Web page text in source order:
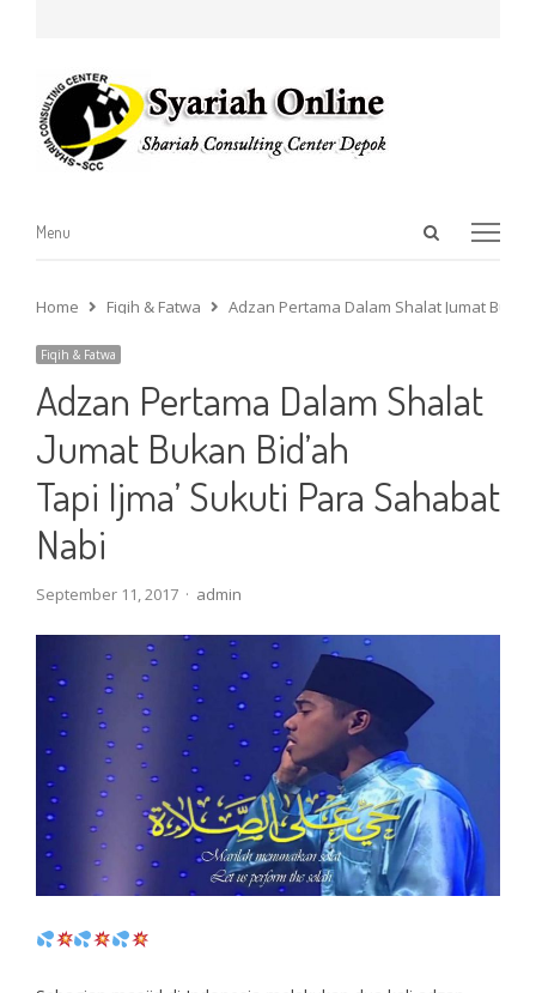
Open
Menu
Menu
Home Fiqih & Fatwa Adzan Pertama Dalam Shalat Jumat
Fiqih & Fatwa
Adzan Pertama Dalam Shalat
Jumat Bukan Bid’ah
Tapi Ijma’ Sukuti Para Sahabat
Nabi
September 11, 2017 Author
admin